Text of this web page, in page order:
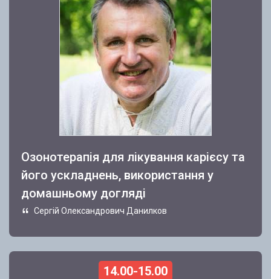
Озонотерапія для лікування карієсу та
його ускладнень, використання у
домашньому догляді
Сергій Олександрович Данилков
14.00-15.00